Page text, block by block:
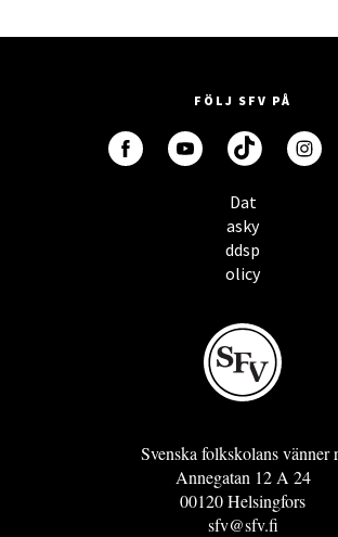
FÖLJ SFV PÅ
Dat
asky
ddsp
olicy
Svenska folkskolans vänner
Annegatan 12 A 24
00120 Helsingfors
sfv@sfv.fi